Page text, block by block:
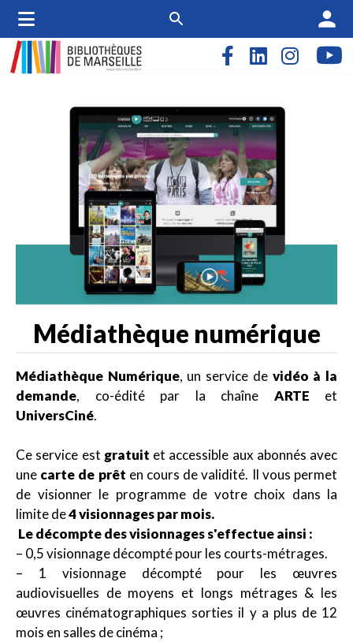
person
Médiathèque numérique
Médiathèque Numérique, un service de vidéo à la
demande, co-édité par la chaîne ARTE et
UniversCiné.
Ce service est gratuit et accessible aux abonnés avec
une carte de prêt en cours de validité. Il vous permet
de visionner le programme de votre choix dans la
limite de4visionnages parmois.
Le décompte des visionnages s'effectue ainsi :
– 0,5 visionnage décompté pour les courts-métrages.
– 1 visionnage décompté pour les œuvres
audiovisuelles de moyens et longs métrages & les
œuvres cinématographiques sorties il y a plus de 12
mois en salles de cinéma ;